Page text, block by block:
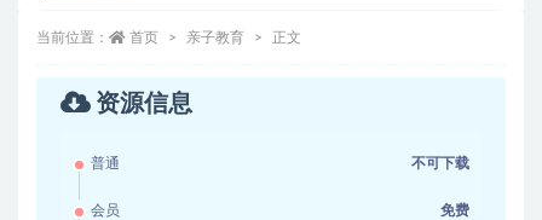
当前位置： 首页 亲子教育 正文
资源信息
普通 不可下载
会员 免费